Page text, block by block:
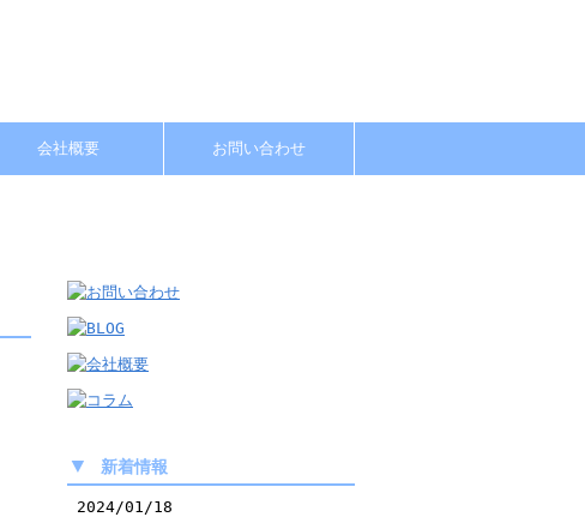
会社概要 お問い合わせ
▼ 新着情報
2024/01/18